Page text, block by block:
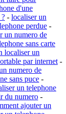
d'une
- localiser un
perdue -
un numero de
sans carte
localiser un
par internet -
numero de
sans puce -
un telephone
du numero -
ajouter un